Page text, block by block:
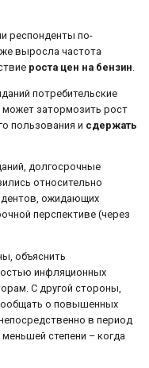
респонденты по-
выросла частота
роста цен на бензин
потребительские
может затормозить рост
пользования и сдержать
долгосрочные
относительно
ожидающих
перспективе (через
объяснить
инфляционных
С другой стороны,
о повышенных
в период
степени – когда